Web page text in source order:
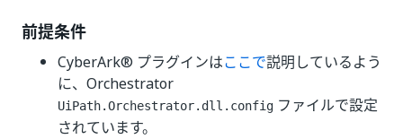
前提条件
CyberArk® プラグインはここで説明しているよう
に、Orchestrator
UiPath.Orchestrator.dll.config ファイルで設定
されています。